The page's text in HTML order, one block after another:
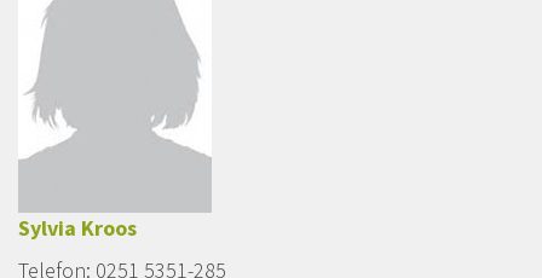
Sylvia Kroos
Telefon: 0251 5351-285